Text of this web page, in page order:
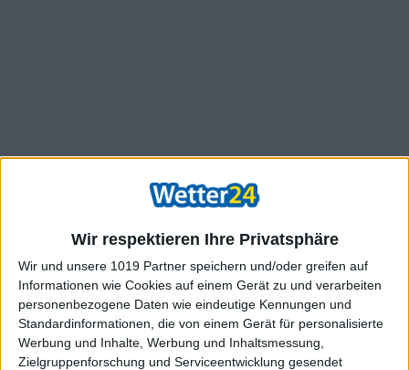
Wir respektieren Ihre Privatsphäre
Wir und unsere 1019 Partner speichern und/oder greifen auf
Informationen wie Cookies auf einem Gerät zu und verarbeiten
personenbezogene Daten wie eindeutige Kennungen und
Standardinformationen, die von einem Gerät für personalisierte
Werbung und Inhalte, Werbung und Inhaltsmessung,
Zielgruppenforschung und Serviceentwicklung gesendet